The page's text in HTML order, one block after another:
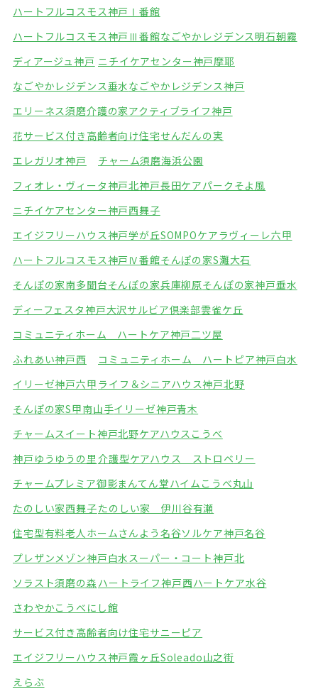
ハートフルコスモス神戸Ⅰ番館
ハートフルコスモス神戸Ⅲ番館なごやかレジデンス明石朝霧
ディアージュ神戸 ニチイケアセンター神戸摩耶
なごやかレジデンス垂水なごやかレジデンス神戸
エリーネス須磨介護の家アクティブライフ神戸
花サービス付き高齢者向け住宅せんだんの実
エレガリオ神戸
チャーム須磨海浜公園
フィオレ・ヴィータ神戸北神戸長田ケアパークそよ風
ニチイケアセンター神戸西舞子
エイジフリーハウス神戸学が丘SOMPOケアラヴィーレ六甲
ハートフルコスモス神戸Ⅳ番館そんぽの家S灘大石
そんぽの家南多聞台そんぽの家兵庫柳原そんぽの家神戸垂水
ディーフェスタ神戸大沢サルビア倶楽部雲雀ケ丘
コミュニティホーム ハートケア神戸二ツ屋
ふれあい神戸西
コミュニティホーム ハートピア神戸白水
イリーゼ神戸六甲 ライフ＆シニアハウス神戸北野
そんぽの家S甲南山手イリーゼ神戸青木
チャームスイート神戸北野ケアハウスこうべ
神戸ゆうゆうの里 介護型ケアハウス ストロベリー
チャームプレミア御影まんてん堂ハイムこうべ丸山
たのしい家西舞子たのしい家 伊川谷有瀬
住宅型有料老人ホームさんよう名谷ソルケア神戸名谷
プレザンメゾン神戸白水 スーパー・コート神戸北
ソラスト須磨の森 ハートライフ神戸西ハートケア水谷
さわやかこうべにし館
サービス付き高齢者向け住宅サニーピア
エイジフリーハウス神戸霞ヶ丘Soleado山之街
えらぶ